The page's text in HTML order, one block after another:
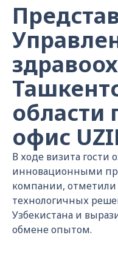
области
офис
В ходе визита гости
инновационными
компании, отметили
технологичных
Узбекистана и
обмене опытом.